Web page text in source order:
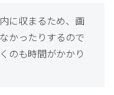
に収まるため、画
かったりするので
のも時間がかかり